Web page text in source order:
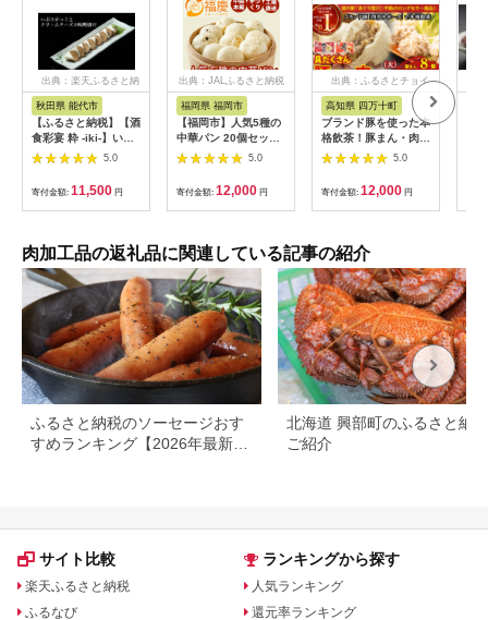
出典：楽天ふるさと納
秋田県 能代市
【ふるさと納税】【酒
食彩宴 粋 -iki-】いぶ
りがっことクリームチ
ーズの味噌漬け 8枚入
り×3パック 惣菜 漬物
ご当地グルメ つまみ
お酒のあて お届
間～1か月程度でお届
けします。※在庫状況
によってお待ちいただ
く場合がございます。
5.0
寄付金額: 11,500 円
出典：JALふるさと納税
福岡県 福岡市
【福岡市】人気5種の
中華パン 20個セット
| 福岡県 福岡 九州 返
礼品 納税 お取り寄せ
グルメ 取り寄せ グル
メ 食品 お取り寄せ 中
華まん 中華饅頭 肉ま
め合わせ セット 食べ
比べセット 食べ比べ
中華 ご当地 食べ物
5.0
寄付金額: 12,000 円
出典：ふるさとチョイ
高知県 四万十町
ブランド豚を使った本
格飲茶！豚まん・肉し
ゅうまいセット(大)
Qak-28 肉まん 中華
まん 冷凍 人気 おすす
め 惣菜 国産
5.0
寄付金額: 12,000 円
肉加工品の返礼品に関連している記事の紹介
ふるさと納税のソーセージおす
すめランキング【2026年最新
北海道 興部町のふるさと納
ご紹介
サイト比較
楽天ふるさと納税
ふるなび
ランキングから探す
人気ランキング
還元率ランキング